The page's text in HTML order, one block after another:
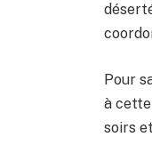
Pour
à
soirs